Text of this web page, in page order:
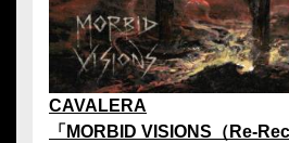
CAVALERA
「MORBID VISIONS（Re-